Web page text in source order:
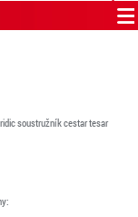
soustružník cestar tesar